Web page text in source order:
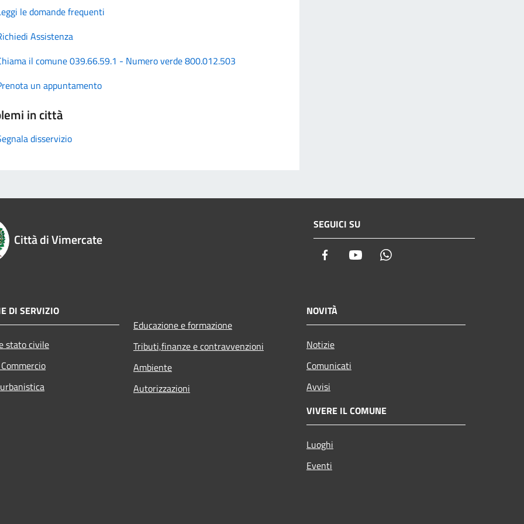
le domande frequenti
Assistenza
il comune 039.66.59.1 - Numero verde 800.012.503
un appuntamento
in città
disservizio
Città di Vimercate
SEGUICI SU
Facebook Youtube
DI SERVIZIO
stato civile
Educazione e formazione
Tributi,finanze e contravvenzioni
Ambiente
Autorizzazioni
NOVITÀ
Notizie
Comunicati
Avvisi
VIVERE IL COMUNE
Luoghi
Eventi